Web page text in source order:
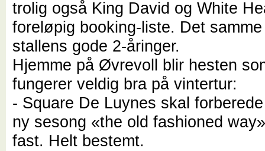
trolig også King David og White
foreløpig booking-liste. Det
stallens gode 2-åringer.
Hjemme på Øvrevoll blir hesten
fungerer veldig bra på vintertur:
- Square De Luynes skal
ny sesong «the old fashioned
fast. Helt bestemt.